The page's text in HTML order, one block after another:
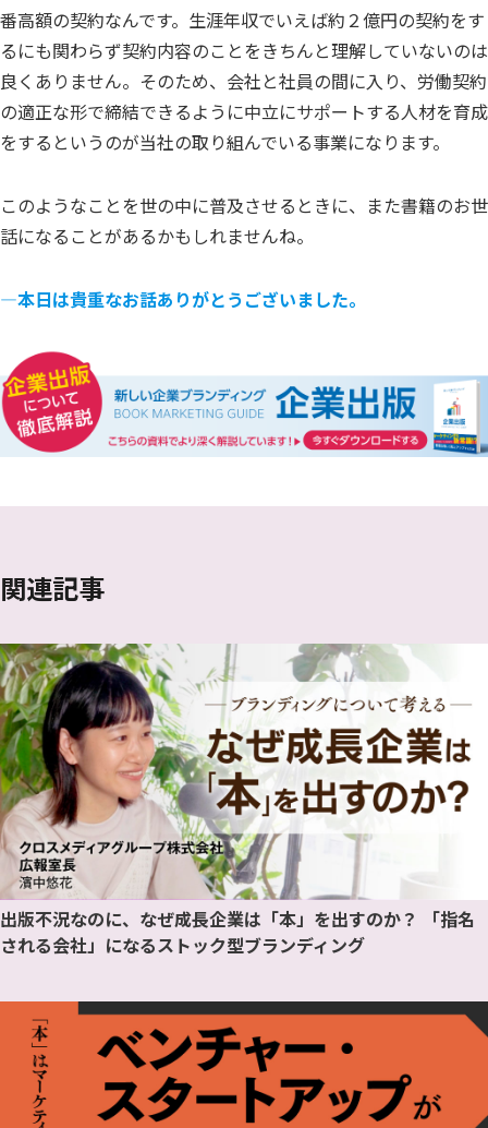
番高額の契約なんです。生涯年収でいえば約２億円の契約をす
るにも関わらず契約内容のことをきちんと理解していないのは
良くありません。そのため、会社と社員の間に入り、労働契約
の適正な形で締結できるように中立にサポートする人材を育成
をするというのが当社の取り組んでいる事業になります。
このようなことを世の中に普及させるときに、また書籍のお世
話になることがあるかもしれませんね。
―本日は貴重なお話ありがとうございました。
関連記事
出版不況なのに、なぜ成長企業は「本」を出すのか？ 「指名
される会社」になるストック型ブランディング